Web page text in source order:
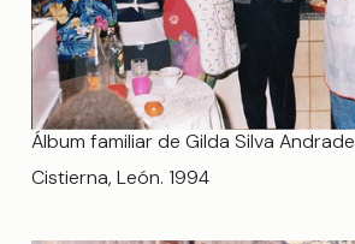
Álbum familiar de Gilda Silva Andrade
Cistierna, León. 1994